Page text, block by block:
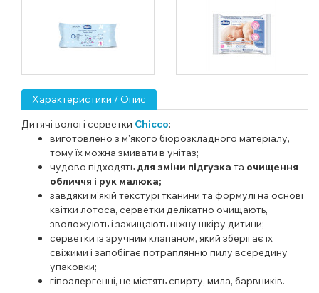
Характеристики / Опис
Дитячі вологі серветки Chicco:
виготовлено з м'якого біорозкладного матеріалу,
тому їх можна змивати в унітаз;
чудово підходять для зміни підгузка та очищення
обличчя і рук малюка;
завдяки м'якій текстурі тканини та формулі на основі
квітки лотоса, серветки делікатно очищають,
зволожують і захищають ніжну шкіру дитини;
серветки із зручним клапаном, який зберігає їх
свіжими і запобігає потраплянню пилу всередину
упаковки;
гіпоалергенні, не містять спирту, мила, барвників.